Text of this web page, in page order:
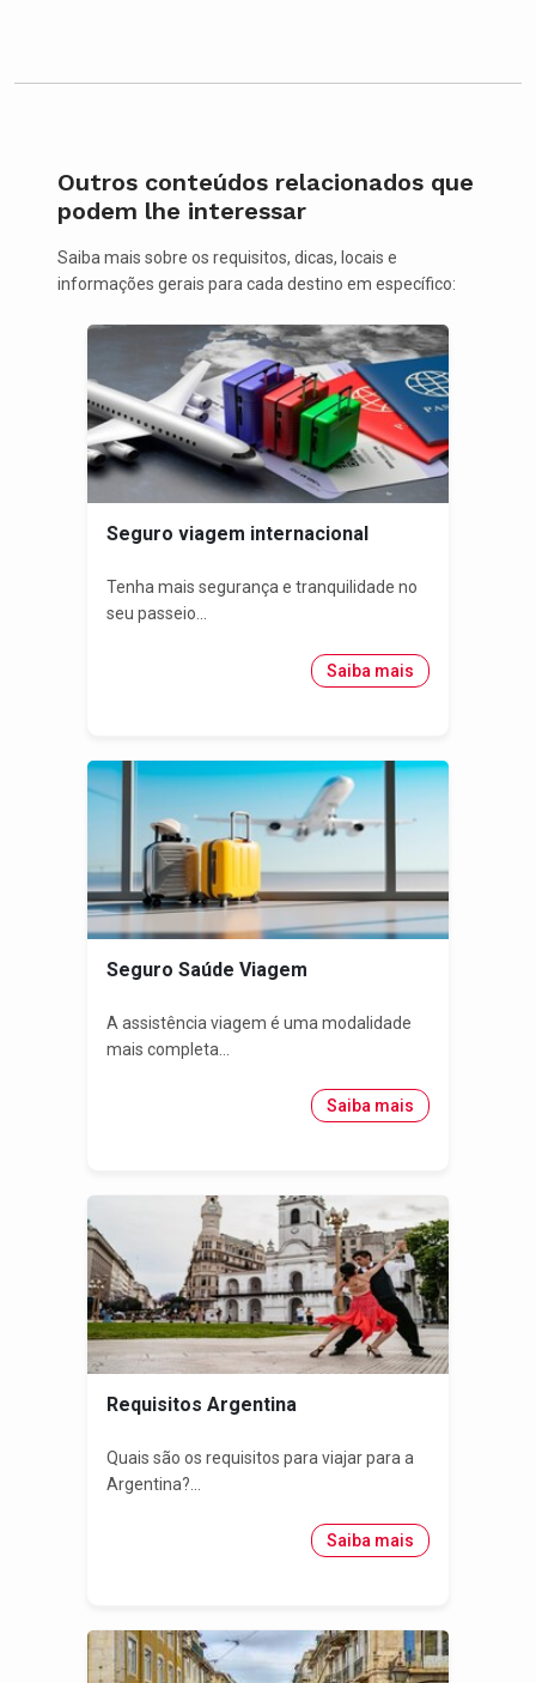
Outros conteúdos relacionados que
podem lhe interessar
Saiba mais sobre os requisitos, dicas, locais e
informações gerais para cada destino em específico:
Seguro viagem internacional
Tenha mais segurança e tranquilidade no
seu passeio...
Saiba mais
Seguro Saúde Viagem
A assistência viagem é uma modalidade
mais completa...
Saiba mais
Requisitos Argentina
Quais são os requisitos para viajar para a
Argentina?...
Saiba mais